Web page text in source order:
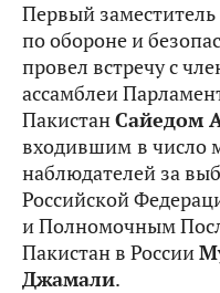
Первый
по обороне и
провел встречу с
ассамблеи
ПакистанСайедом
входившим в число
наблюдателей за
Российской
и Полномочным
Пакистан в России
Джамали.